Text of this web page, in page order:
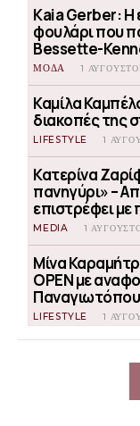
Kaia Gerber: Η
φουλάρι που
Bessette-
ΜΟΔΑ 1
Καμίλα
διακοπές της
LIFESTYLE 1
Κατερίνα
πανηγύρι» –
επιστρέφει με
MEDIA 1
Μίνα
OPEN με
LIFESTYLE 1